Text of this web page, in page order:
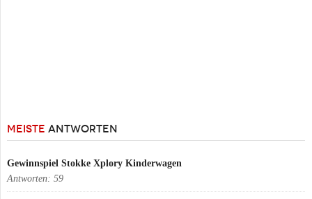
MEISTE ANTWORTEN
Gewinnspiel Stokke Xplory Kinderwagen
Antworten: 59